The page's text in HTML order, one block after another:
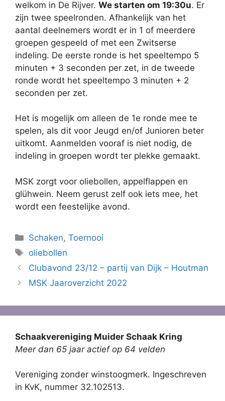
welkom in De Rijver. We starten om 19:30u. Er
zijn twee speelronden. Afhankelijk van het
aantal deelnemers wordt er in 1 of meerdere
groepen gespeeld of met een Zwitserse
indeling. De eerste ronde is het speeltempo 5
minuten + 3 seconden per zet, in de tweede
ronde wordt het speeltempo 3 minuten + 2
seconden per zet.
Het is mogelijk om alleen de 1e ronde mee te
spelen, als dit voor Jeugd en/of Junioren beter
uitkomt. Aanmelden vooraf is niet nodig, de
indeling in groepen wordt ter plekke gemaakt.
MSK zorgt voor oliebollen, appelflappen en
glühwein. Neem gerust zelf ook iets mee, het
wordt een feestelijke avond.
Categorieën
Schaken,Toernooi
Tags
oliebollen
Clubavond 23/12 – partij van Dijk – Houtman
MSK Jaaroverzicht 2022
Schaakvereniging Muider Schaak Kring
Meer dan 65 jaar actief op 64 velden
Vereniging zonder winstoogmerk. Ingeschreven
in KvK, nummer 32.102513.